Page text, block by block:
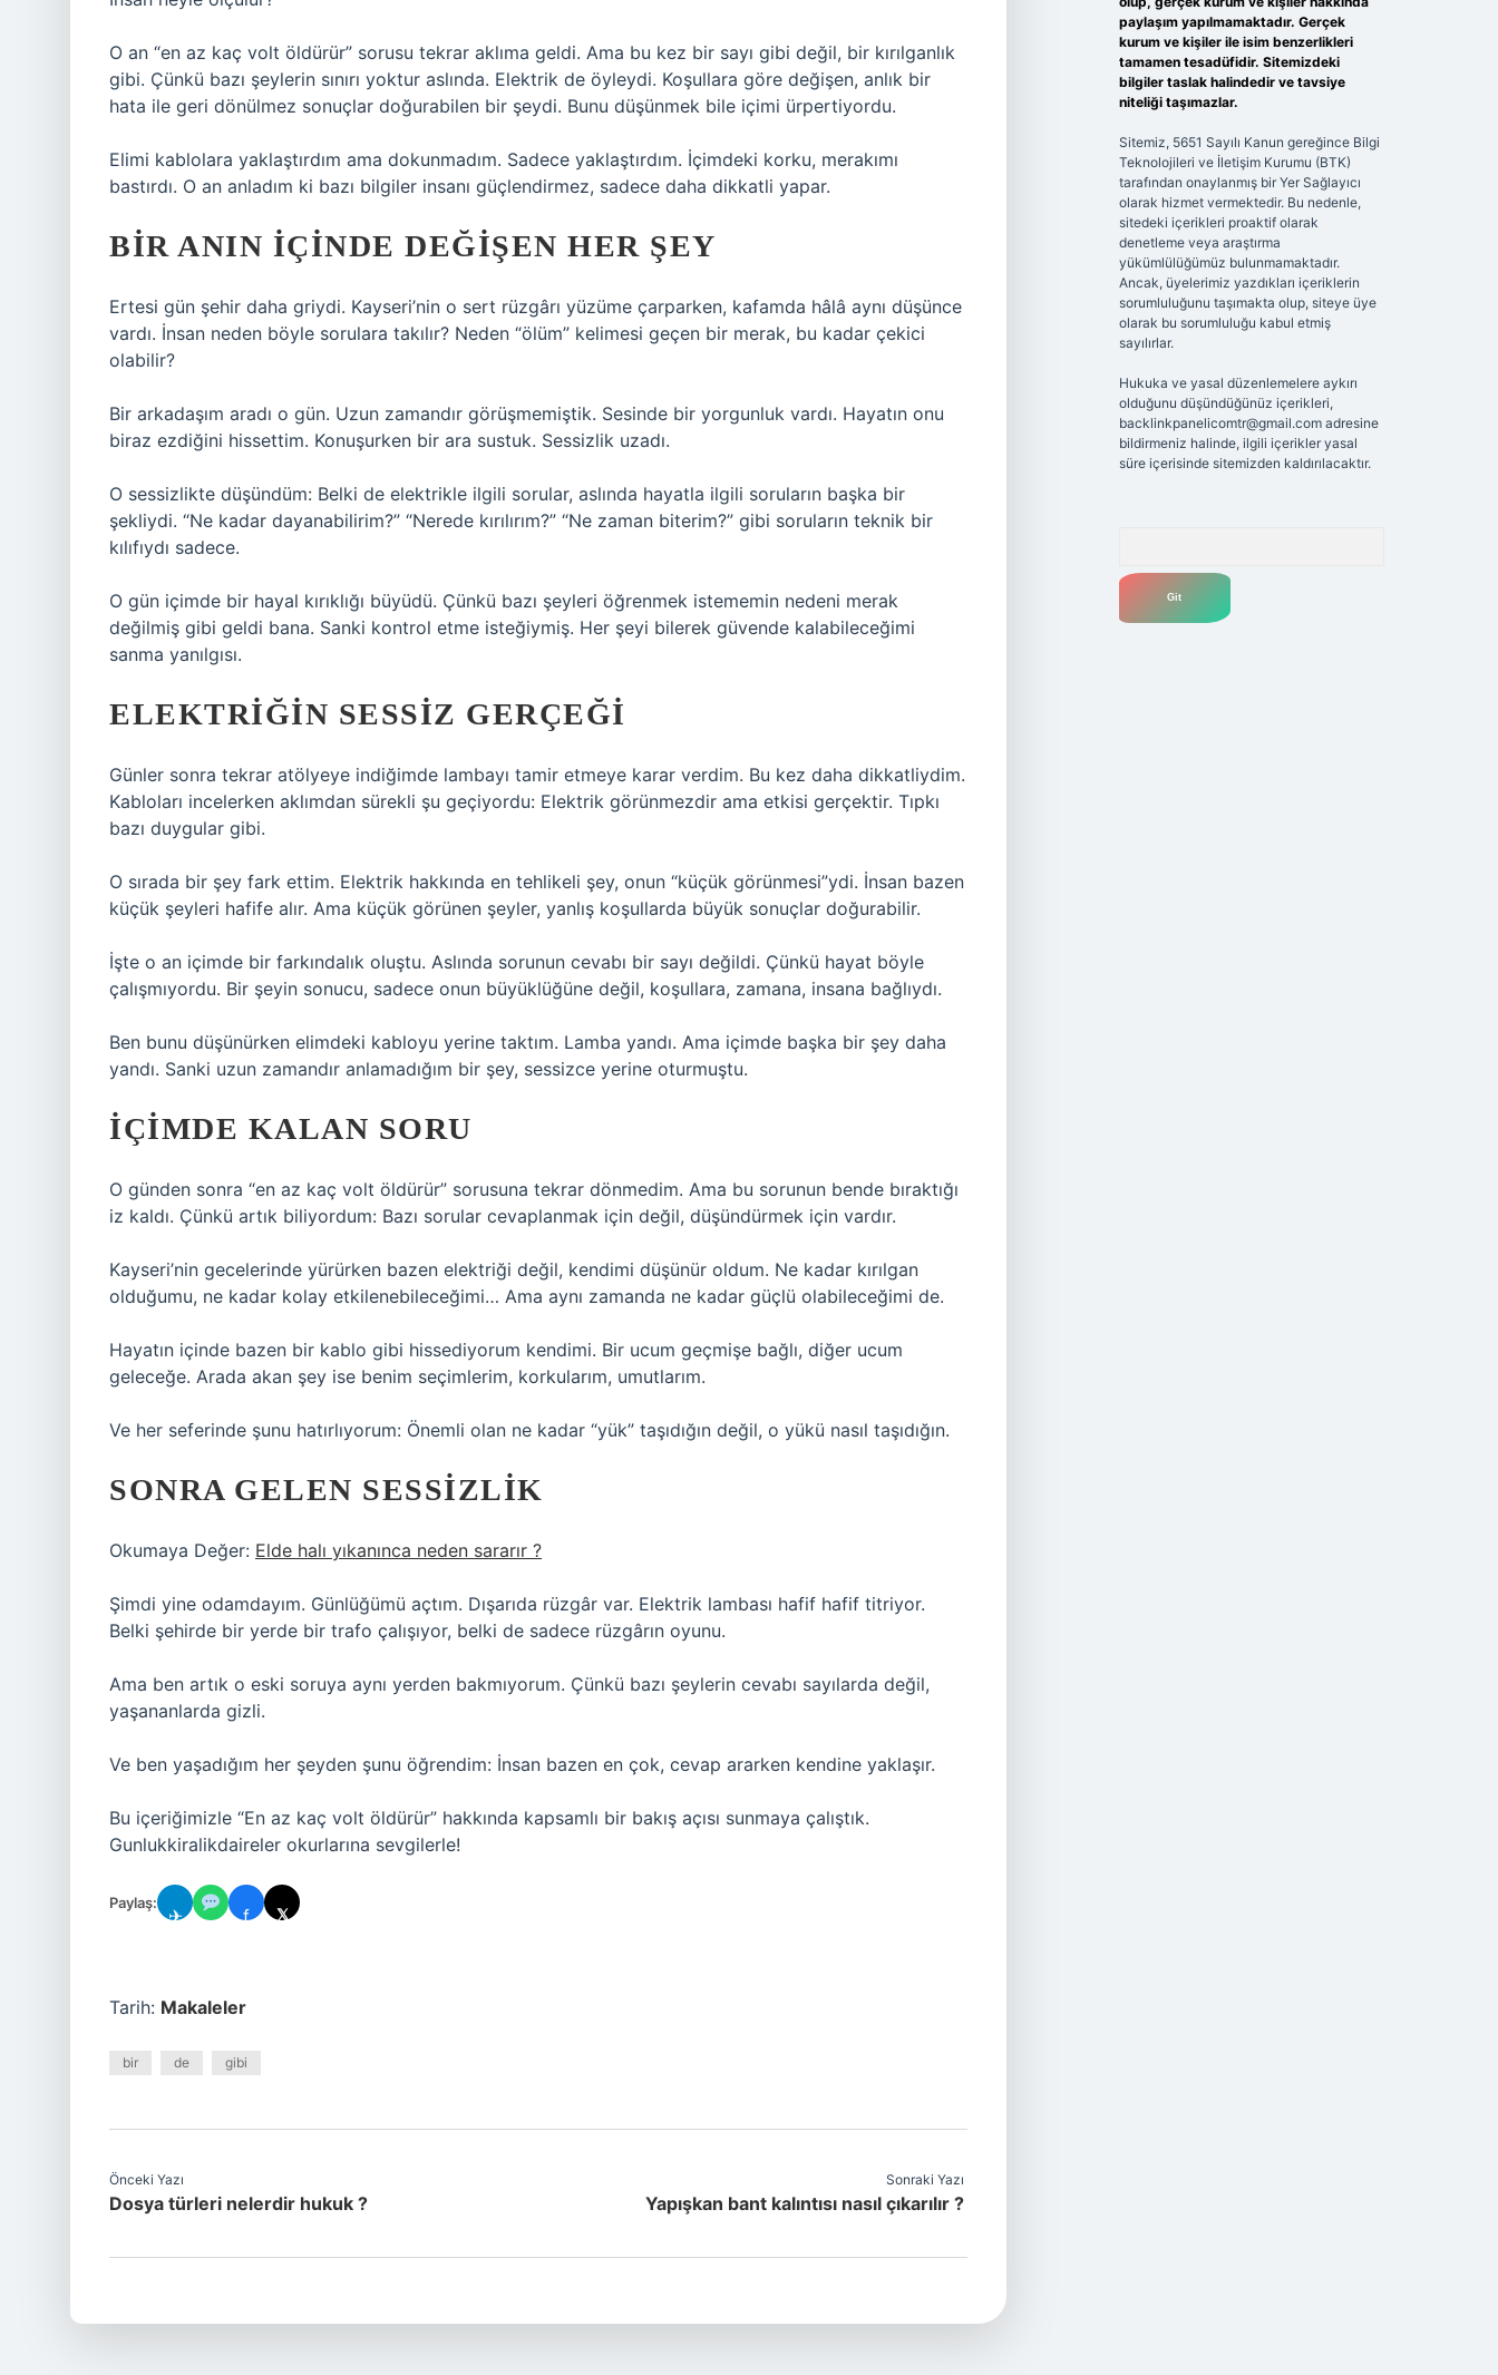
O an “en az kaç volt öldürür” sorusu tekrar aklıma geldi. Ama bu kez bir sayı gibi değil, bir kırılganlık
gibi. Çünkü bazı şeylerin sınırı yoktur aslında. Elektrik de öyleydi. Koşullara göre değişen, anlık bir
hata ile geri dönülmez sonuçlar doğurabilen bir şeydi. Bunu düşünmek bile içimi ürpertiyordu.
Elimi kablolara yaklaştırdım ama dokunmadım. Sadece yaklaştırdım. İçimdeki korku, merakımı
bastırdı. O an anladım ki bazı bilgiler insanı güçlendirmez, sadece daha dikkatli yapar.
BIR ANIN İÇINDE DEĞIŞEN HER ŞEY
Ertesi gün şehir daha griydi. Kayseri’nin o sert rüzgârı yüzüme çarparken, kafamda hâlâ aynı düşünce
vardı. İnsan neden böyle sorulara takılır? Neden “ölüm” kelimesi geçen bir merak, bu kadar çekici
olabilir?
Bir arkadaşım aradı o gün. Uzun zamandır görüşmemiştik. Sesinde bir yorgunluk vardı. Hayatın onu
biraz ezdiğini hissettim. Konuşurken bir ara sustuk. Sessizlik uzadı.
O sessizlikte düşündüm: Belki de elektrikle ilgili sorular, aslında hayatla ilgili soruların başka bir
şekliydi. “Ne kadar dayanabilirim?” “Nerede kırılırım?” “Ne zaman biterim?” gibi soruların teknik bir
kılıfıydı sadece.
O gün içimde bir hayal kırıklığı büyüdü. Çünkü bazı şeyleri öğrenmek istememin nedeni merak
değilmiş gibi geldi bana. Sanki kontrol etme isteğiymiş. Her şeyi bilerek güvende kalabileceğimi
sanma yanılgısı.
ELEKTRIĞIN SESSIZ GERÇEĞI
Günler sonra tekrar atölyeye indiğimde lambayı tamir etmeye karar verdim. Bu kez daha dikkatliydim.
Kabloları incelerken aklımdan sürekli şu geçiyordu: Elektrik görünmezdir ama etkisi gerçektir. Tıpkı
bazı duygular gibi.
O sırada bir şey fark ettim. Elektrik hakkında en tehlikeli şey, onun “küçük görünmesi”ydi. İnsan bazen
küçük şeyleri hafife alır. Ama küçük görünen şeyler, yanlış koşullarda büyük sonuçlar doğurabilir.
İşte o an içimde bir farkındalık oluştu. Aslında sorunun cevabı bir sayı değildi. Çünkü hayat böyle
çalışmıyordu. Bir şeyin sonucu, sadece onun büyüklüğüne değil, koşullara, zamana, insana bağlıydı.
Ben bunu düşünürken elimdeki kabloyu yerine taktım. Lamba yandı. Ama içimde başka bir şey daha
yandı. Sanki uzun zamandır anlamadığım bir şey, sessizce yerine oturmuştu.
İÇIMDE KALAN SORU
O günden sonra “en az kaç volt öldürür” sorusuna tekrar dönmedim. Ama bu sorunun bende bıraktığı
iz kaldı. Çünkü artık biliyordum: Bazı sorular cevaplanmak için değil, düşündürmek için vardır.
Kayseri’nin gecelerinde yürürken bazen elektriği değil, kendimi düşünür oldum. Ne kadar kırılgan
olduğumu, ne kadar kolay etkilenebileceğimi… Ama aynı zamanda ne kadar güçlü olabileceğimi de.
Hayatın içinde bazen bir kablo gibi hissediyorum kendimi. Bir ucum geçmişe bağlı, diğer ucum
geleceğe. Arada akan şey ise benim seçimlerim, korkularım, umutlarım.
Ve her seferinde şunu hatırlıyorum: Önemli olan ne kadar “yük” taşıdığın değil, o yükü nasıl taşıdığın.
SONRA GELEN SESSIZLIK
Okumaya Değer: Elde halı yıkanınca neden sararır ?
Şimdi yine odamdayım. Günlüğümü açtım. Dışarıda rüzgâr var. Elektrik lambası hafif hafif titriyor.
Belki şehirde bir yerde bir trafo çalışıyor, belki de sadece rüzgârın oyunu.
Ama ben artık o eski soruya aynı yerden bakmıyorum. Çünkü bazı şeylerin cevabı sayılarda değil,
yaşananlarda gizli.
Ve ben yaşadığım her şeyden şunu öğrendim: İnsan bazen en çok, cevap ararken kendine yaklaşır.
Bu içeriğimizle “En az kaç volt öldürür” hakkında kapsamlı bir bakış açısı sunmaya çalıştık.
Gunlukkiralikdaireler okurlarına sevgilerle!
Paylaş:
✈ f 𝕏
Tarih: Makaleler
bir de gibi
Önceki Yazı
Dosya türleri nelerdir hukuk ?
Sonraki Yazı
Yapışkan bant kalıntısı nasıl çıkarılır ?
paylaşım yapılmamaktadır. Gerçek
kurum ve kişiler ile isim benzerlikleri
tamamen tesadüfidir. Sitemizdeki
bilgiler taslak halindedir ve tavsiye
niteliği taşımazlar.
Sitemiz, 5651 Sayılı Kanun gereğince Bilgi
Teknolojileri ve İletişim Kurumu (BTK)
tarafından onaylanmış bir Yer Sağlayıcı
olarak hizmet vermektedir. Bu nedenle,
sitedeki içerikleri proaktif olarak
denetleme veya araştırma
yükümlülüğümüz bulunmamaktadır.
Ancak, üyelerimiz yazdıkları içeriklerin
sorumluluğunu taşımakta olup, siteye üye
olarak bu sorumluluğu kabul etmiş
sayılırlar.
Hukuka ve yasal düzenlemelere aykırı
olduğunu düşündüğünüz içerikleri,
backlinkpanelicomtr@gmail.comadresine
bildirmeniz halinde, ilgili içerikler yasal
süre içerisinde sitemizden kaldırılacaktır.